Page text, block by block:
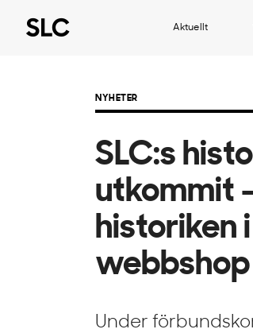
Aktuellt
NYHETER
SLC:s
utkommit
historiken i
webbshop
Under